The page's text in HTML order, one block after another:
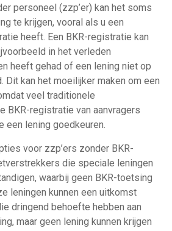
personeel (zzp’er) kan het soms
te krijgen, vooral als u een
heeft. Een BKR-registratie kan
in het verleden
heeft gehad of een lening niet op
Dit kan het moeilijker maken om een
veel traditionele
BKR-registratie van aanvragers
een lening goedkeuren.
voor zzp’ers zonder BKR-
die speciale leningen
waarbij geen BKR-toetsing
leningen kunnen een uitkomst
dringend behoefte hebben aan
maar geen lening kunnen krijgen